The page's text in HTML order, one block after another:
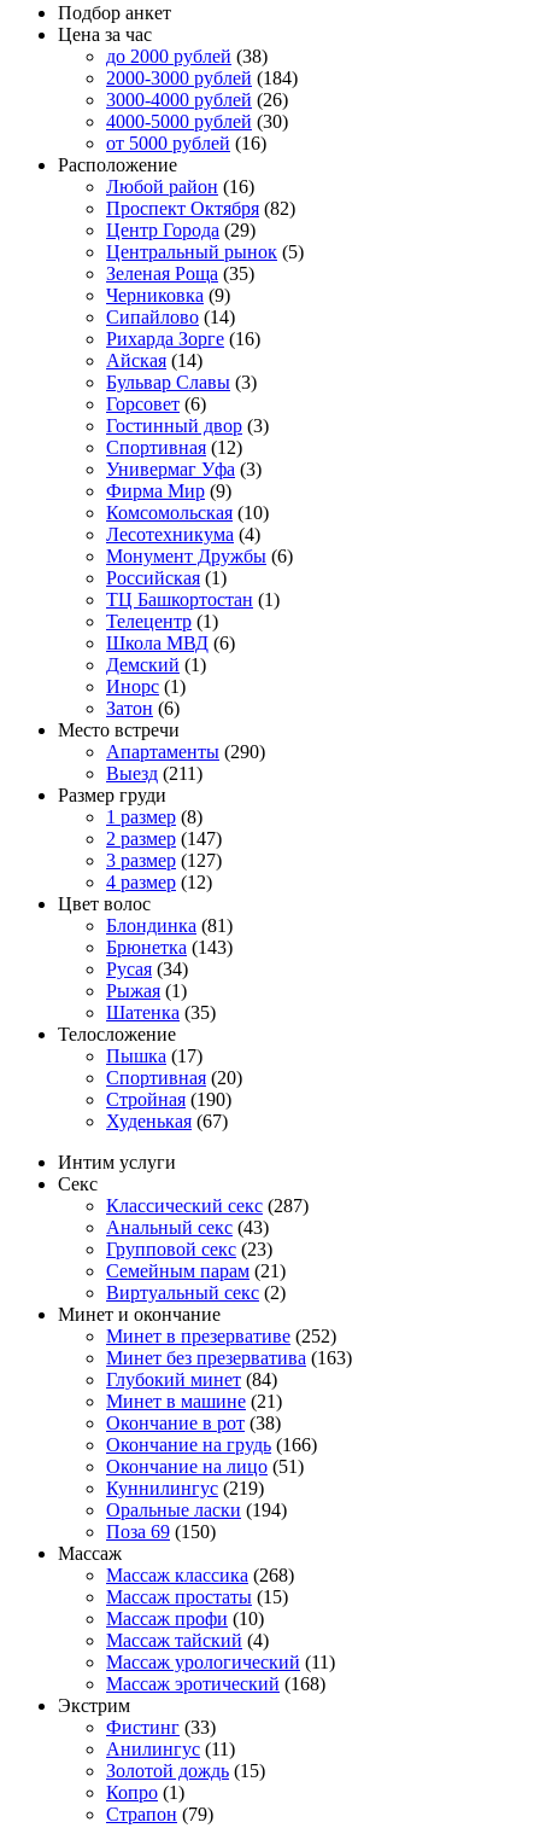
Подбор анкет
Цена за час
до 2000 рублей (38)
2000-3000 рублей (184)
3000-4000 рублей (26)
4000-5000 рублей (30)
от 5000 рублей (16)
Расположение
Любой район (16)
Проспект Октября (82)
Центр Города (29)
Центральный рынок (5)
Зеленая Роща (35)
Черниковка (9)
Сипайлово (14)
Рихарда Зорге (16)
Айская (14)
Бульвар Славы (3)
Горсовет (6)
Гостинный двор (3)
Спортивная (12)
Универмаг Уфа (3)
Фирма Мир (9)
Комсомольская (10)
Лесотехникума (4)
Монумент Дружбы (6)
Российская (1)
ТЦ Башкортостан (1)
Телецентр (1)
Школа МВД (6)
Демский (1)
Инорс (1)
Затон (6)
Место встречи
Апартаменты (290)
Выезд (211)
Размер груди
1 размер (8)
2 размер (147)
3 размер (127)
4 размер (12)
Цвет волос
Блондинка (81)
Брюнетка (143)
Русая (34)
Рыжая (1)
Шатенка (35)
Телосложение
Пышка (17)
Спортивная (20)
Стройная (190)
Худенькая (67)
Интим услуги
Секс
Классический секс (287)
Анальный секс (43)
Групповой секс (23)
Семейным парам (21)
Виртуальный секс (2)
Минет и окончание
Минет в презервативе (252)
Минет без презерватива (163)
Глубокий минет (84)
Минет в машине (21)
Окончание в рот (38)
Окончание на грудь (166)
Окончание на лицо (51)
Куннилингус (219)
Оральные ласки (194)
Поза 69 (150)
Массаж
Массаж классика (268)
Массаж простаты (15)
Массаж профи (10)
Массаж тайский (4)
Массаж урологический (11)
Массаж эротический (168)
Экстрим
Фистинг (33)
Анилингус (11)
Золотой дождь (15)
Копро (1)
Страпон (79)